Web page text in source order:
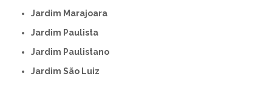
Jardim Marajoara
Jardim Paulista
Jardim Paulistano
Jardim São Luiz